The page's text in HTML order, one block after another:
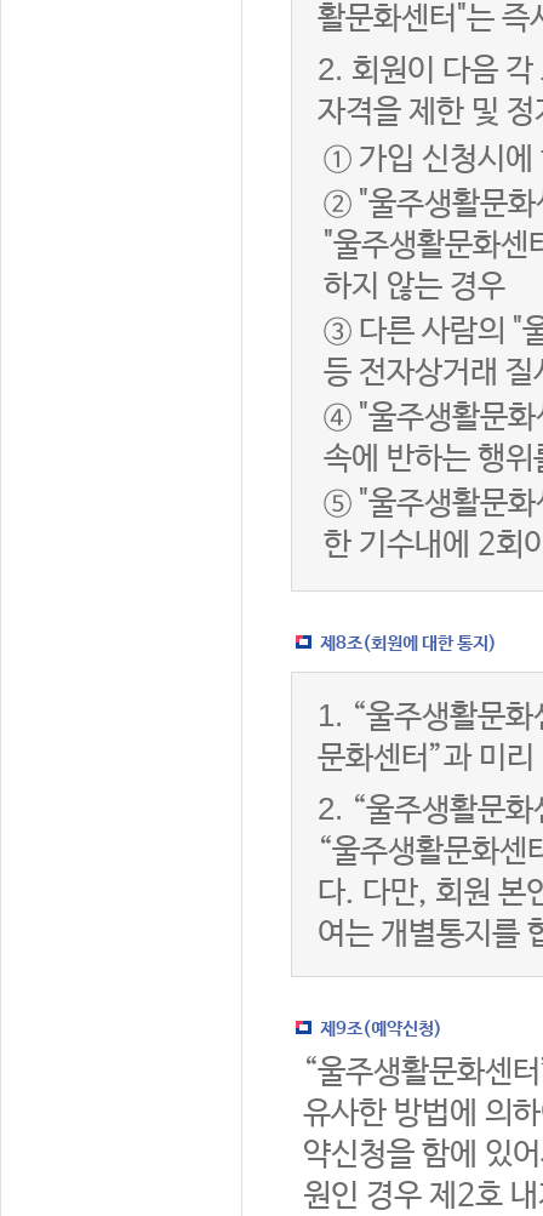
활문화센터"는 즉
2. 회원이 다음
자격을 제한 및
① 가입 신청시에
② "울주생활문화
"울주생활문화센
하지 않는 경우
③ 다른 사람의 "
등 전자상거래
④ "울주생활문화
속에 반하는 행
⑤ "울주생활문화
한 기수내에 2회
제8조(회원에 대한 통지)
1. “울주생활문
문화센터”과 미
2. “울주생활문
“울주생활문화센
다. 다만, 회원 본
여는 개별통지를
제9조(예약신청)
“울주생활문화센
유사한 방법에 의
약신청을 함에 있
원인 경우 제2호